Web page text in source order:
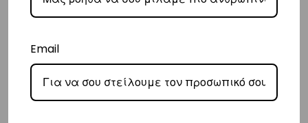
παράδοσή σας.
ημέρες.
Email